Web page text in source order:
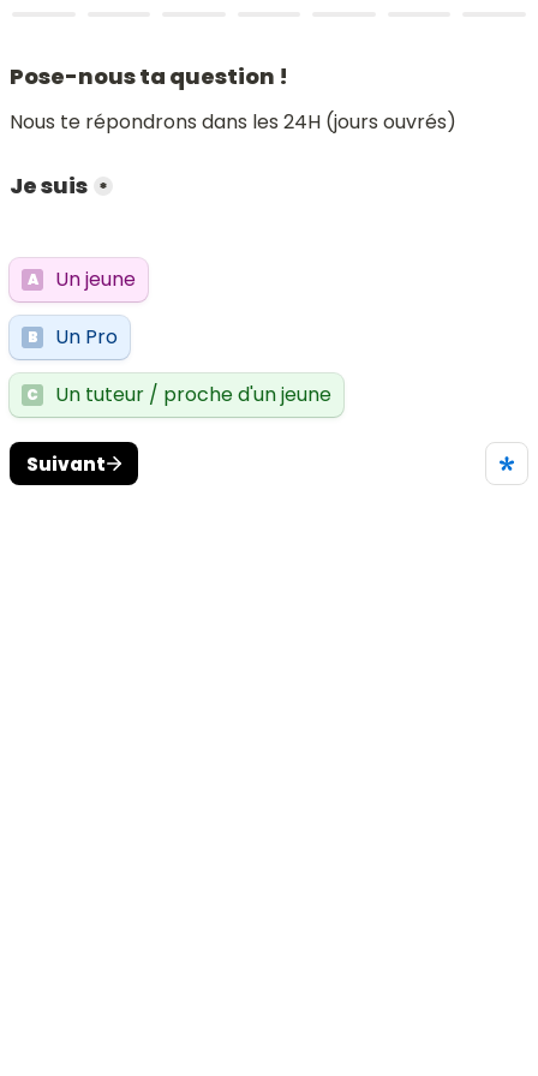
Pose-nous ta question !
Nous te répondrons dans les 24H (jours ouvrés)
Je suis *
A Un jeune
B Un Pro
C Un tuteur / proche d'un jeune
Suivant